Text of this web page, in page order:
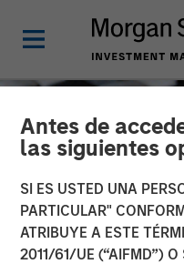
Antes de
las siguientes
SI ES USTED UNA
PARTICULAR"
ATRIBUYE A ESTE
2011/61/UE (“AIFMD”) O